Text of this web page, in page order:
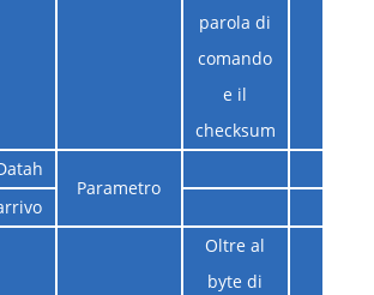
parola di
comando
e il
checksum
Parametro
Oltre al
byte di